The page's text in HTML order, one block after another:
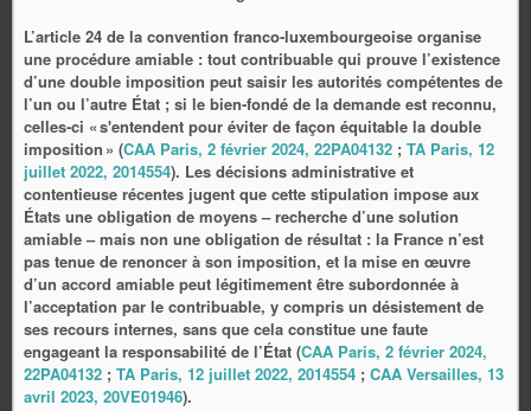
L’article 24 de la convention franco‑luxembourgeoise organise
une procédure amiable : tout contribuable qui prouve l’existence
d’une double imposition peut saisir les autorités compétentes de
l’un ou l’autre État ; si le bien‑fondé de la demande est reconnu,
celles‑ci « s'entendent pour éviter de façon équitable la double
imposition » (CAA Paris, 2 février 2024, 22PA04132 ; TA Paris, 12
juillet 2022, 2014554). Les décisions administrative et
contentieuse récentes jugent que cette stipulation impose aux
États une obligation de moyens – recherche d’une solution
amiable – mais non une obligation de résultat : la France n’est
pas tenue de renoncer à son imposition, et la mise en œuvre
d’un accord amiable peut légitimement être subordonnée à
l’acceptation par le contribuable, y compris un désistement de
ses recours internes, sans que cela constitue une faute
engageant la responsabilité de l’État (CAA Paris, 2 février 2024,
22PA04132 ; TA Paris, 12 juillet 2022, 2014554 ; CAA Versailles, 13
avril 2023, 20VE01946).